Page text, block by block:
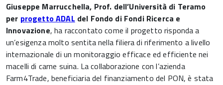
Giuseppe Marrucchella, Prof. dell’Università di Teramo
per progetto ADAL del Fondo di Fondi Ricerca e
Innovazione, ha raccontato come il progetto risponda a
un’esigenza molto sentita nella filiera di riferimento a livello
internazionale di un monitoraggio efficace ed efficiente nei
macelli di carne suina. La collaborazione con l’azienda
Farm4Trade, beneficiaria del finanziamento del PON, è stata